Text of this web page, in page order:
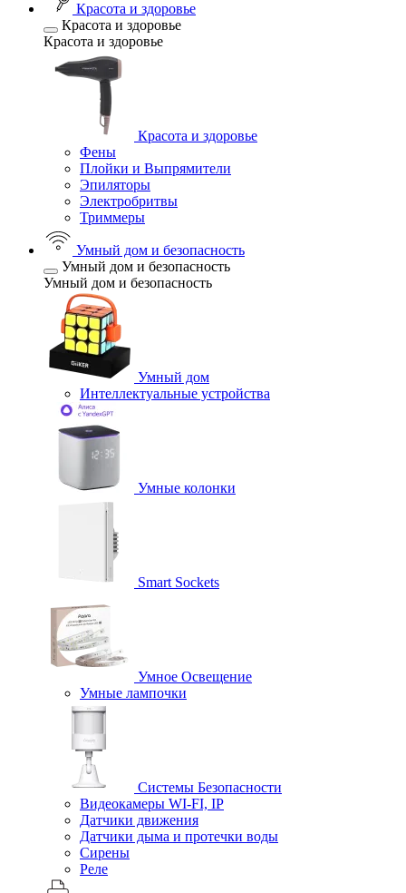
Красота и здоровье
Красота и здоровье
Красота и здоровье
Красота и здоровье
Фены
Плойки и Выпрямители
Эпиляторы
Электробритвы
Триммеры
Умный дом и безопасность
Умный дом и безопасность
Умный дом и безопасность
Умный дом
Интеллектуальные устройства
Умные колонки
Smart Sockets
Умное Освещение
Умные лампочки
Системы Безопасности
Видеокамеры WI-FI, IP
Датчики движения
Датчики дыма и протечки воды
Сирены
Реле